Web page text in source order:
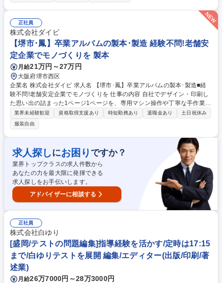
ップバーの運営を担当。 ■現場マネジメント、スタッフへの指示出し・フ
ォロー ■シフト作成・勤怠管理、アルバイトや契約社員の育成 ■展望台の
状況確認、天候不良時のイレギュラー対応 ■日報や各種データ作成、接客
マニュアルの改善検討 ■クライアントとの定例会議や運営オペレーション
の提案 募集職種 集客施設運営の経験を活かす/『SHIBUYA SKY』展望
台・運営ディレクター
正社員
株式会社ダイビ
【堺市･鳳】卒業アルバムの製本･製造 経験不問!老舗安
定企業でモノづくりを 製本
月給21万円～27万円
大阪府堺市西区
企業名 株式会社ダイビ 求人名 【堺市･鳳】卒業アルバムの製本･製造■経
験不問!老舗安定企業でモノづくりを 仕事の内容 自社でデザイン・印刷し
た思い出の詰まった1ページ1ページを、専用マシン操作や丁寧な手作業で
一冊の卒業アルバムに完成させる製本･製造業務を担当。形に残るものづ
くりのやりがいを実感できるお仕事です。 卒業アルバム等の製本業務をお
任せ。「未経験から工場勤務は難しそう…」という方も、まずは1つの専
属工程のオペレーターとして業務を覚えることからスタートするので安心
です！機械操作や手作業を少しずつ習得し、数年かけて全体の工程を把握
していきます。製造部製本課は約20名が在籍。先輩がOJTで丁寧に教える
ので、分からないこともその場で確認しながら自分のペースで焦らず覚え
ていけます。※変更範囲:当社の業務全般 募集職種 【堺市･鳳】卒業アルバ
ムの製本･製造■経験不問!老舗安定企業でモノづくりを
業界未経験歓迎 資格取得支援あり 時短勤務あり 退職金あり
土日祝休み
服装自由
求人探しにお困り ですか？
業界トップクラスの求人件数から
あなたの力を最大限に発揮できる
求人探しをお手伝いします。
アドバイザーに相談する
正社員
株式会社白ゆり
[盛岡/テストの問題編集]指導経験を活かす/定時は17:15
まで/白ゆりテストを展開 編集/エディター(出版/印刷/著
述業)
月給26万7000円～28万3000円